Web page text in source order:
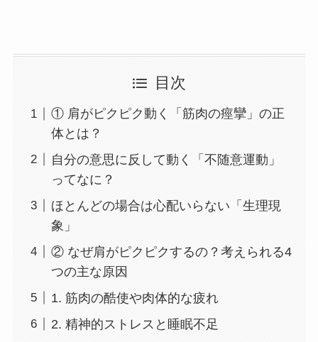
目次
① 肩がピクピク動く「筋肉の痙攣」の正
体とは？
自分の意思に反して動く「不随意運動」
ってなに？
ほとんどの場合は心配いらない「生理現
象」
② なぜ肩がピクピクするの？考えられる4
つの主な原因
1. 筋肉の酷使や肉体的な疲れ
2. 精神的ストレスと睡眠不足